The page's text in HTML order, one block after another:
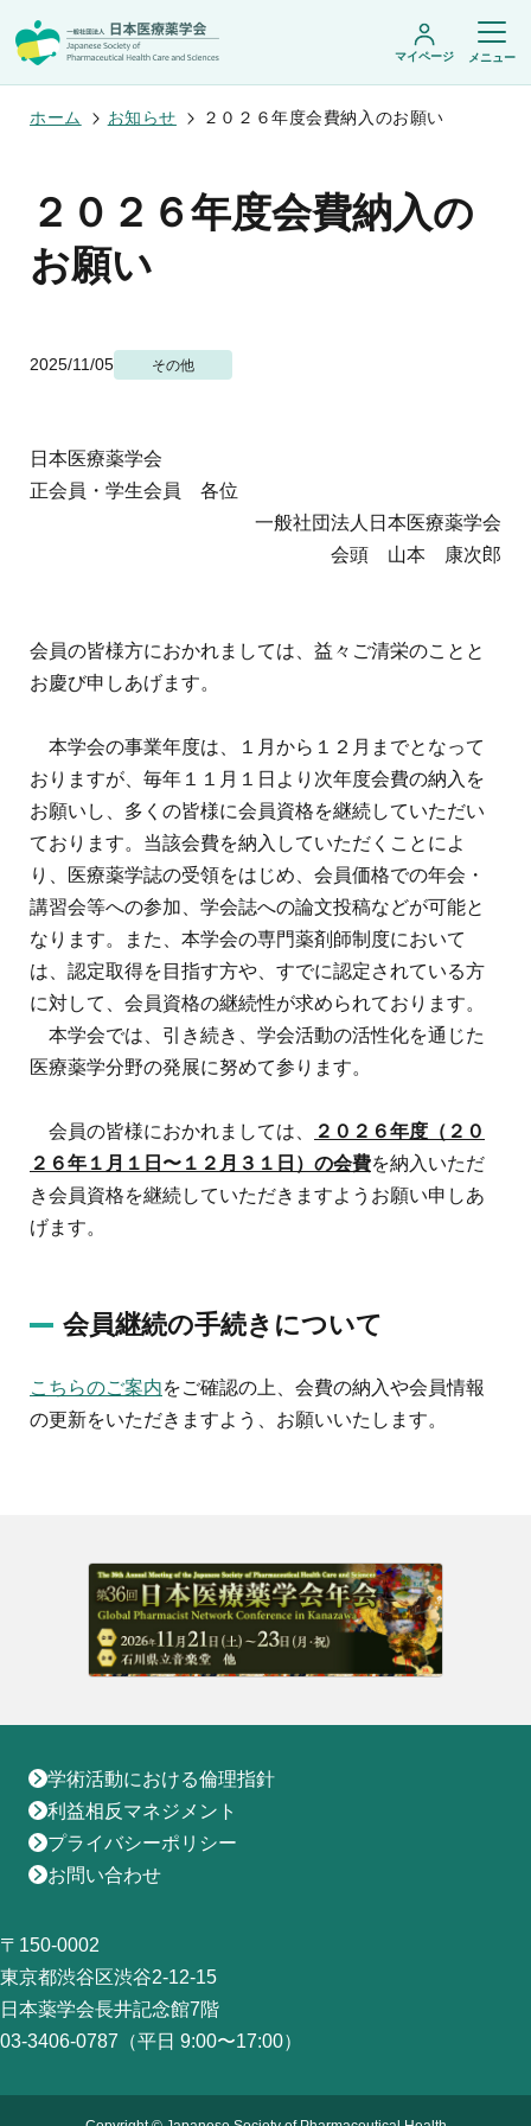
日本医療薬学会について
日本医療薬学会についてトップ
会頭挨拶
設立趣旨・活動概要
委員会
規程・細則
薬剤師業務に関する情報提供
学術集会・セミナー
医療薬学公開シンポジウム
フレッシャーズ・カンファランス
がん専門薬剤師集中教育講座
がん専門薬剤師全体会議
がん専門薬剤師アドバンスト研修会
医療薬学
医療薬学専門薬剤師制度
がん専門薬剤師制度
調査研究・学会賞・海外研修
調査研究
会員限定情報
マイページ
入会・各種手続き
English
マイページ メニュー
ホーム お知らせ ２０２６年度会費納入のお願い
２０２６年度会費納入の
お願い
2025/11/05 その他
日本医療薬学会
正会員・学生会員 各位
一般社団法人日本医療薬学会
会頭 山本 康次郎
会員の皆様方におかれましては、益々ご清栄のことと
お慶び申しあげます。
本学会の事業年度は、１月から１２月までとなって
おりますが、毎年１１月１日より次年度会費の納入を
お願いし、多くの皆様に会員資格を継続していただい
ております。当該会費を納入していただくことによ
り、医療薬学誌の受領をはじめ、会員価格での年会・
講習会等への参加、学会誌への論文投稿などが可能と
なります。また、本学会の専門薬剤師制度において
は、認定取得を目指す方や、すでに認定されている方
に対して、会員資格の継続性が求められております。
本学会では、引き続き、学会活動の活性化を通じた
医療薬学分野の発展に努めて参ります。
会員の皆様におかれましては、
２０２６年度（２０
２６年１月１日〜１２月３１日）の会費を納入いただ
き会員資格を継続していただきますようお願い申しあ
げます。
会員継続の手続きについて
こちらのご案内をご確認の上、会費の納入や会員情報
の更新をいただきますよう、お願いいたします。
学術活動における倫理指針
利益相反マネジメント
プライバシーポリシー
お問い合わせ
〒150-0002
東京都渋谷区渋谷2-12-15
日本薬学会長井記念館7階
03-3406-0787（平日 9:00〜17:00）